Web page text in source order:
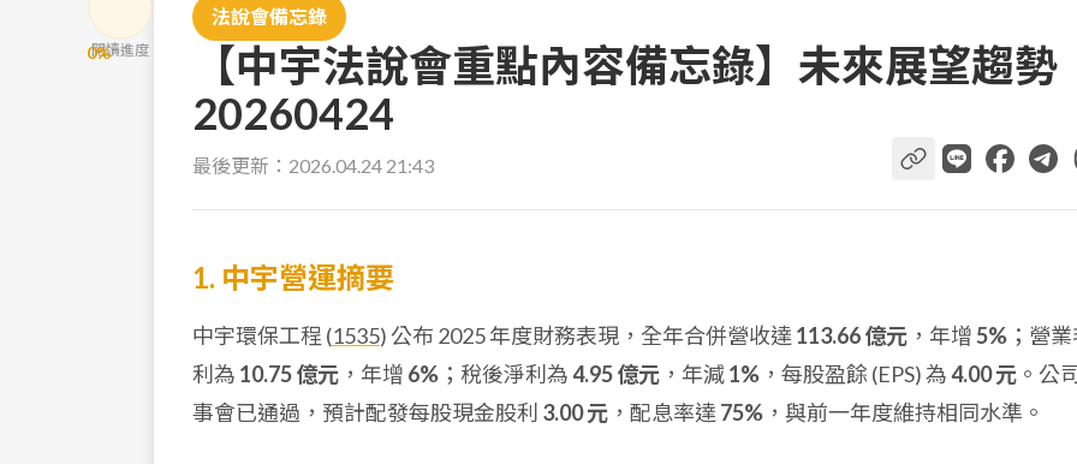
0%
閱讀進度
法說會備忘錄
【中宇法說會重點內容備忘錄】未來展望趨勢
20260424
最後更新： 2026.04.24 21:43
1. 中宇營運摘要
中宇環保工程 (1535) 公布 2025 年度財務表現，全年合併營收達 113.66 億元 ，年增5% ；營
利為 10.75 億元 ，年增 6% ；稅後淨利為4.95 億元 ，年減1% ，每股盈餘 (EPS) 為4.00 元 。公
事會已通過，預計配發每股現金股利 3.00 元 ，配息率達 75% ，與前一年度維持相同水準。